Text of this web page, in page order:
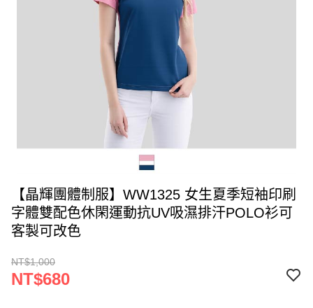
【晶輝團體制服】WW1325 女生夏季短袖印刷
字體雙配色休閑運動抗UV吸濕排汗POLO衫可
客製可改色
NT$1,000
NT$680